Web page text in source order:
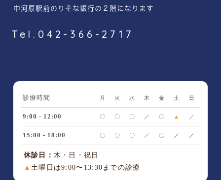
中河原駅前のりそな銀行の２階になります
Tel.042-366-2717
診療時間 月 火 水 木 金 土 日
9:00 - 12:00 〇 〇 〇 ／ 〇 ▲ ／
15:00 - 18:00 〇 〇 〇 ／ 〇 ／ ／
休診日： 木・日・祝日
▲ 土曜日は9:00〜13:30までの診療